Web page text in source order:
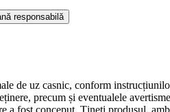
responsabilă
de uz casnic, conform
precum și eventualele
fost conceput. Țineți produsul,